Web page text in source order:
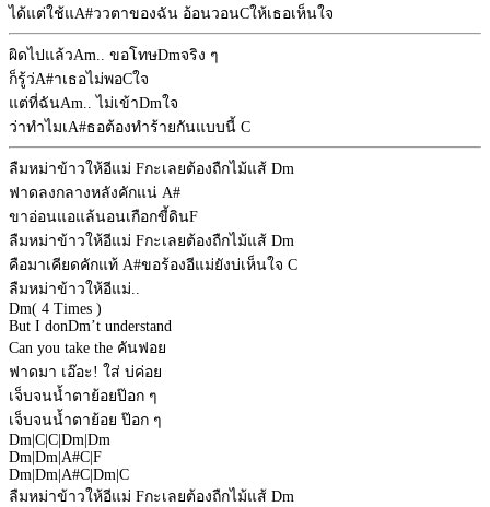
ได้แต่ใช้แA#ววตาของฉัน อ้อนวอนCให้เธอเห็นใจ
ผิดไปแล้วAm.. ขอโทษDmจริง ๆ
ก็รู้ว่A#าเธอไม่พอCใจ
แต่ที่ฉันAm.. ไม่เข้าDmใจ
ว่าทำไมเA#ธอต้องทำร้ายกันแบบนี้ C
ลืมหม่าข้าวให้อีแม่ Fกะเลยต้องถืกไม้แส้ Dm
ฟาดลงกลางหลังคักแน่ A#
ขาอ่อนแอแล้นอนเกือกขี้ดินF
ลืมหม่าข้าวให้อีแม่ Fกะเลยต้องถืกไม้แส้ Dm
คือมาเคียดคักแท้ A#ขอร้องอีแม่ยังบ่เห็นใจ C
ลืมหม่าข้าวให้อีแม่..
Dm( 4 Times )
But I donDm’t understand
Can you take the คันฟอย
ฟาดมา เอ๊อะ! ใส่ บ่ค่อย
เจ็บจนน้ำตาย้อยป๊อก ๆ
เจ็บจนน้ำตาย้อย ป๊อก ๆ
Dm C C Dm Dm
Dm Dm A#C F
Dm Dm A#C Dm C
ลืมหม่าข้าวให้อีแม่ Fกะเลยต้องถืกไม้แส้ Dm